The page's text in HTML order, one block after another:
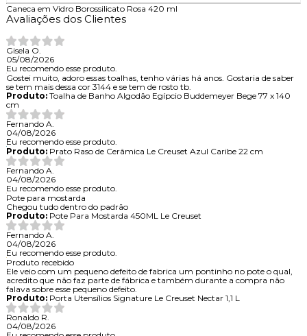
Caneca em Vidro Borossilicato Rosa 420 ml
Avaliações dos Clientes
Gisela O.
05/08/2026
Eu recomendo esse produto.
Gostei muito, adoro essas toalhas, tenho várias há anos. Gostaria de saber
se tem mais dessa cor 3144 e se tem de rosto tb.
Produto:Toalha de Banho Algodão Egípcio Buddemeyer Bege 77 x 140
cm
Fernando A.
04/08/2026
Eu recomendo esse produto.
Produto:Prato Raso de Cerâmica Le Creuset Azul Caribe 22 cm
Fernando A.
04/08/2026
Eu recomendo esse produto.
Pote para mostarda
Chegou tudo dentro do padrão
Produto:Pote Para Mostarda 450ML Le Creuset
Fernando A.
04/08/2026
Eu recomendo esse produto.
Produto recebido
Ele veio com um pequeno defeito de fabrica um pontinho no pote o qual,
acredito que não faz parte de fábrica e também durante a compra não
falava sobre esse pequeno defeito.
Produto:Porta Utensílios Signature Le Creuset Nectar 1,1 L
Ronaldo R.
04/08/2026